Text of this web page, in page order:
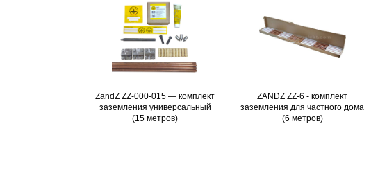
Подробнее
ZandZ ZZ-000-015 — комплект
заземления универсальный
(15 метров)
Подробнее
ZANDZ ZZ-6 - комплект
заземления для частного дома
(6 метров)